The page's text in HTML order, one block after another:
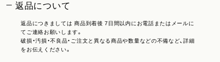
返品について
返品につきましては 商品到着後 7日間以内にお電話またはメールに
てご連絡お願いします。
破損・汚損・不良品・ご注文と異なる商品や数量などの不備など、詳細
をお伝えください。